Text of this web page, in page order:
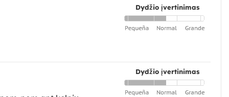
Dydžio įvertinimas
Dydžio įvertinimas